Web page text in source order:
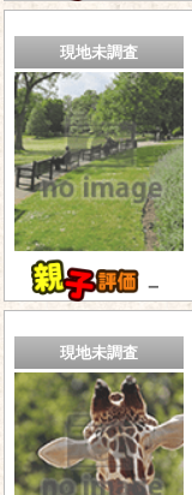
現地未調査
－
現地未調査